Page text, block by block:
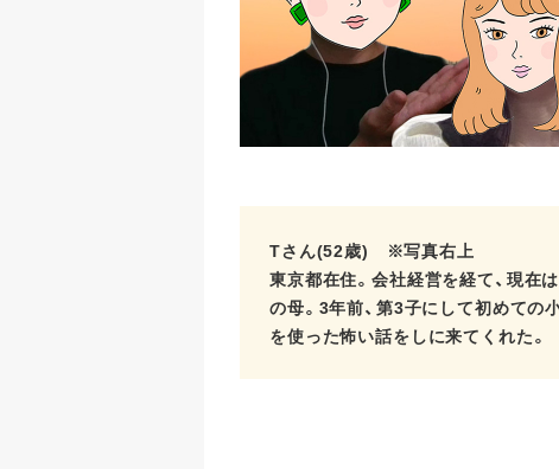
Tさん(52歳) ※写真右上
東京都在住。会社経営を経て、現在
の母。3年前、第3子にして初めての
を使った怖い話をしに来てくれた。